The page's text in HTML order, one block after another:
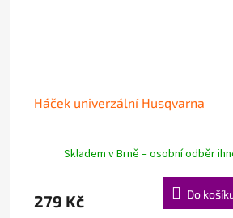
Háček univerzální Husqvarna
Skladem v Brně – osobní odběr
279 Kč Do